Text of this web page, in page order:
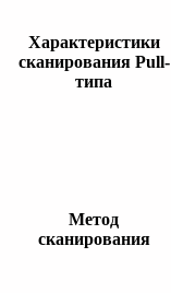
Характеристики
сканирования Pull-
типа
Метод
сканирования